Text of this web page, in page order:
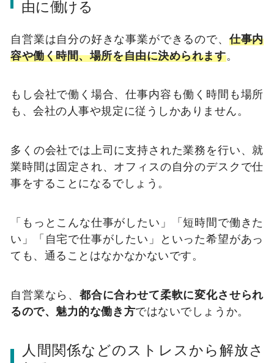
由に働ける
自営業は自分の好きな事業ができるので、仕事内
容や働く時間、場所を自由に決められます。
もし会社で働く場合、仕事内容も働く時間も場所
も、会社の人事や規定に従うしかありません。
多くの会社では上司に支持された業務を行い、就
業時間は固定され、オフィスの自分のデスクで仕
事をすることになるでしょう。
「もっとこんな仕事がしたい」「短時間で働きた
い」「自宅で仕事がしたい」といった希望があっ
ても、通ることはなかなかないです。
自営業なら、 都合に合わせて柔軟に変化させられ
るので、魅力的な働き方ではないでしょうか。
人間関係などのストレスから解放さ